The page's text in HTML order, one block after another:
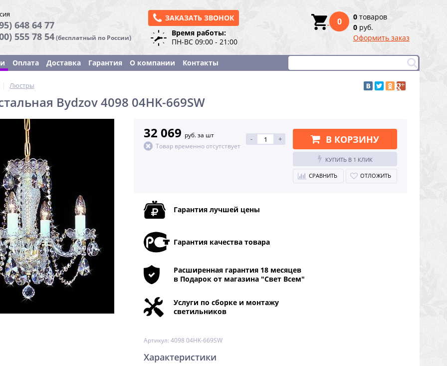
648 64 77
555 78 54(бесплатный по России)
ЗАКАЗАТЬ ЗВОНОК
Время работы:
ПН-ВС 09:00 - 21:00
0 0 товаров
0 руб.
Оформить заказ
Оплата Доставка Гарантия О компании Контакты
| Люстры
Bydzov 4098 04HK-669SW
32 069 руб. за шт
Товар временно отсутствует
- + В КОРЗИНУ
КУПИТЬ В 1 КЛИК
СРАВНИТЬ ОТЛОЖИТЬ
Гарантия лучшей цены
Гарантия качества товара
Расширенная гарантия 18 месяцев
в Подарок от магазина "Свет Всем"
Услуги по сборке и монтажу
светильников
Артикул: 4098 04HK-669SW
Характеристики